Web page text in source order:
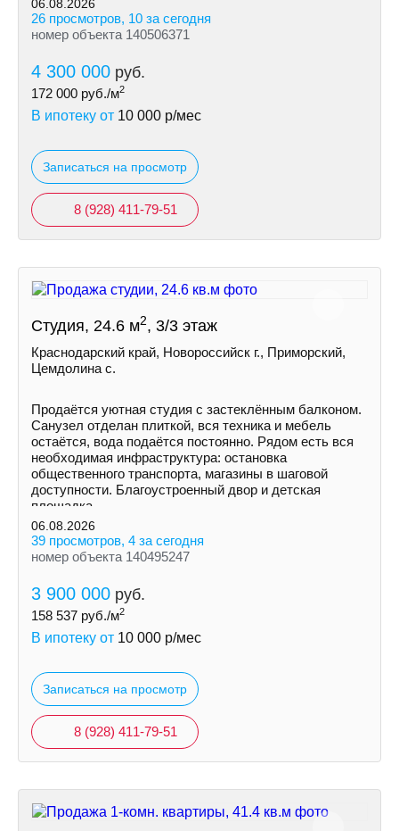
06.08.2026
26 просмотров, 10 за сегодня
номер объекта 140506371
4 300 000 руб.
172 000 руб./м2
В ипотеку от 10 000 р/мес
Записаться на просмотр
8 (928) 411-79-51
Студия, 24.6 м2, 3/3 этаж
Краснодарский край, Новороссийск г., Приморский,
Цемдолина с.
Продаётся уютная студия с застеклённым балконом.
Санузел отделан плиткой, вся техника и мебель
остаётся, вода подаётся постоянно. Рядом есть вся
необходимая инфраструктура: остановка
общественного транспорта, магазины в шаговой
доступности. Благоустроенный двор и детская
площадка.
06.08.2026
39 просмотров, 4 за сегодня
номер объекта 140495247
3 900 000 руб.
158 537 руб./м2
В ипотеку от 10 000 р/мес
Записаться на просмотр
8 (928) 411-79-51